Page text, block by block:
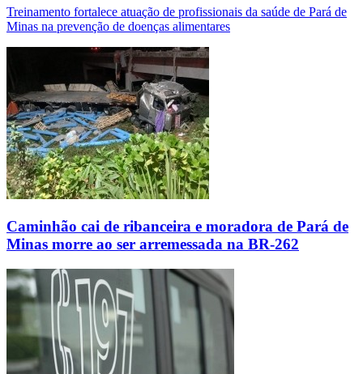
Treinamento fortalece atuação de profissionais da saúde de Pará de
Minas na prevenção de doenças alimentares
Caminhão cai de ribanceira e moradora de Pará de
Minas morre ao ser arremessada na BR-262